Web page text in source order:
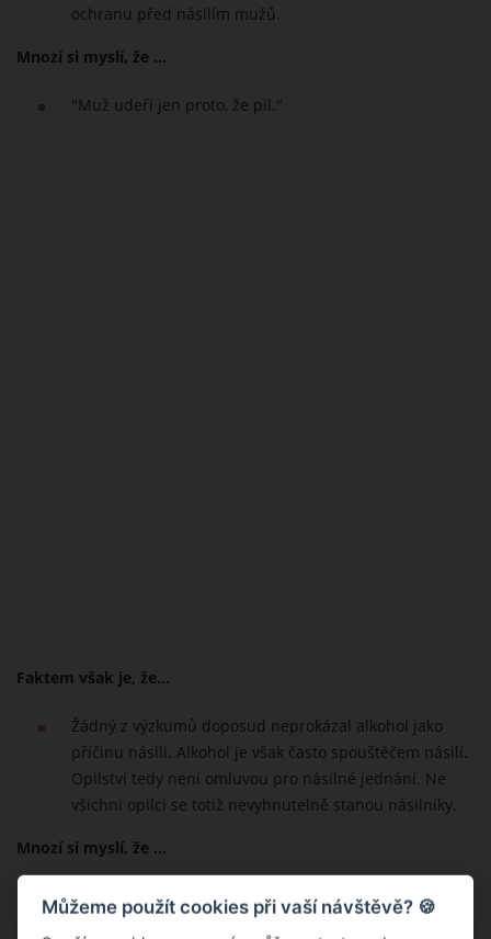
ochranu před násilím mužů.
Mnozí si myslí, že ...
"Muž udeří jen proto, že pil."
Faktem však je, že…
Žádný z výzkumů doposud neprokázal alkohol jako
příčinu násilí. Alkohol je však často spouštěčem násilí.
Opilství tedy není omluvou pro násilné jednání. Ne
všichni opilci se totiž nevyhnutelně stanou násilníky.
Mnozí si myslí, že ...
"Nakonec si ho vybrala sama, tak co!"
Můžeme použít cookies při vaší návštěvě? 🍪